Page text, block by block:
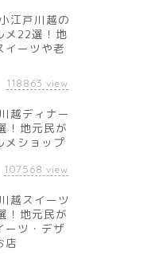
江戸川越の
メ22選！地
イーツや老
118863 view
越ディナー
！地元民が
メショップ
107568 view
越スイーツ
！地元民が
ーツ・デザ
店